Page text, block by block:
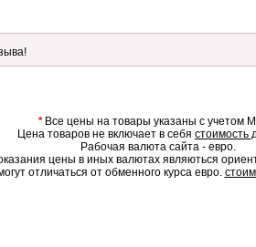
*Все цены на товары указаны с учетом
Цена товаров не включает в себя стоимость
Рабочая валюта сайта - евро.
цены в иных валютах являються
отличаться от обменного курса евро.